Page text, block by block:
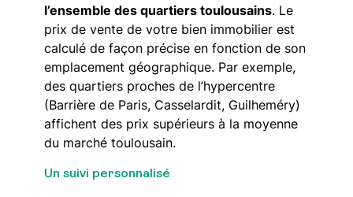
l’ensemble des quartiers toulousains. Le
prix de vente de votre bien immobilier est
calculé de façon précise en fonction de son
emplacement géographique. Par exemple,
des quartiers proches de l’hypercentre
(Barrière de Paris, Casselardit, Guilheméry)
affichent des prix supérieurs à la moyenne
du marché toulousain.
Un suivi personnalisé